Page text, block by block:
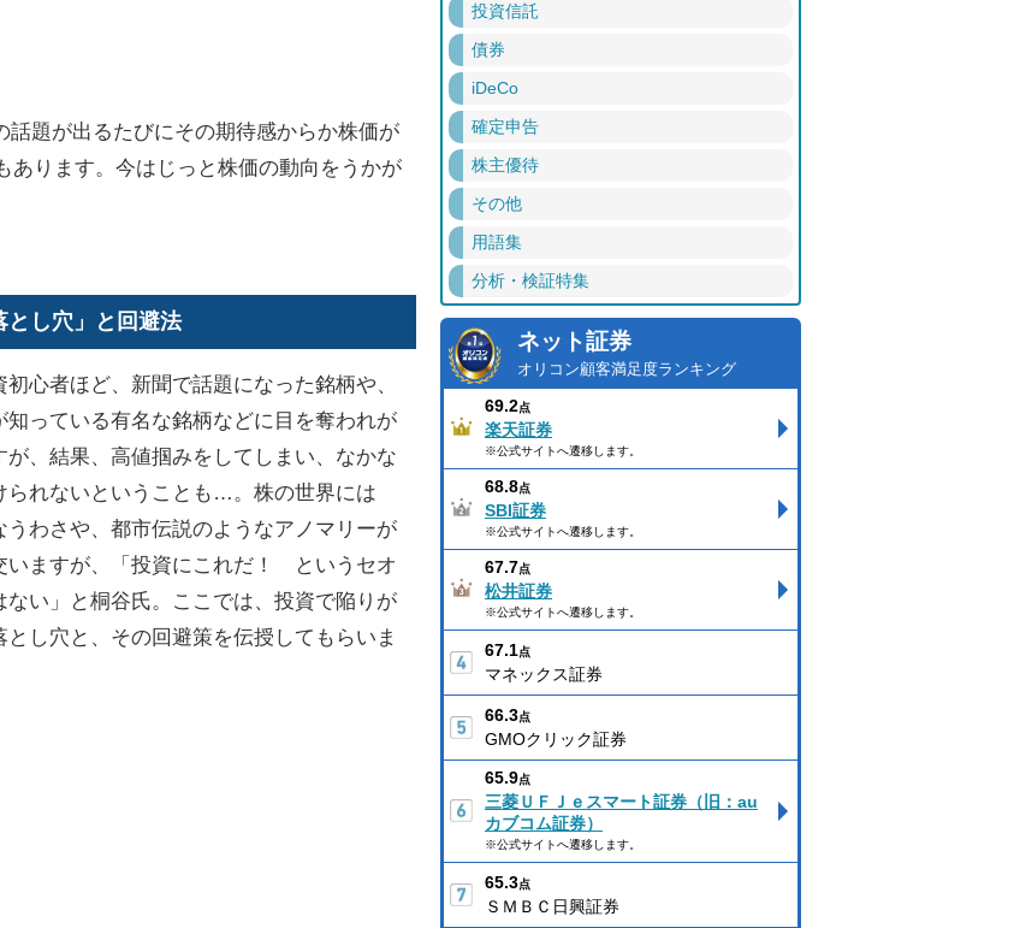
題が出るたびにその期待感からか株価が
あります。今はじっと株価の動向をうかが
とし穴」と回避法
心者ほど、新聞で話題になった銘柄や、
知っている有名な銘柄などに目を奪われが
が、結果、高値掴みをしてしまい、なかな
られないということも…。株の世界には
うわさや、都市伝説のようなアノマリーが
いますが、「投資にこれだ！ というセオ
ない」と桐谷氏。ここでは、投資で陥りが
とし穴と、その回避策を伝授してもらいま
投資信託
債券
iDeCo
確定申告
株主優待
その他
用語集
分析・検証特集
ネット証券
オリコン顧客満足度ランキング
69.2点
楽天証券
※公式サイトへ遷移します。
68.8点
SBI証券
※公式サイトへ遷移します。
67.7点
松井証券
※公式サイトへ遷移します。
67.1点
マネックス証券
66.3点
GMOクリック証券
65.9点
三菱ＵＦＪｅスマート証券（旧：au
カブコム証券）
※公式サイトへ遷移します。
65.3点
ＳＭＢＣ日興証券